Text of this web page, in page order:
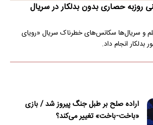
روزبه حصاری بدون بدلکار در سریال
و سریال‌ها سکانس‌های خطرناک سریال «رویای
انجام داد.
اراده صلح بر طبل جنگ پیروز شد / بازی
«باخت-باخت» تغییر می‌کند؟